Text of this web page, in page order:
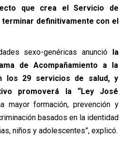
que crea el Servicio de
terminar definitivamente con el
sexo-genéricas anuncióla
de Acompañamiento a la
los 29 servicios de salud, y
promoverá la “Ley José
mayor formación, prevención y
basados en la identidad
niños y adolescentes”, explicó.